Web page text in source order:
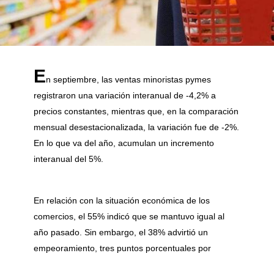
En septiembre, las ventas minoristas pymes
registraron una variación interanual de -4,2% a
precios constantes, mientras que, en la comparación
mensual desestacionalizada, la variación fue de -2%.
En lo que va del año, acumulan un incremento
interanual del 5%.
En relación con la situación económica de los
comercios, el 55% indicó que se mantuvo igual al
año pasado. Sin embargo, el 38% advirtió un
empeoramiento, tres puntos porcentuales por